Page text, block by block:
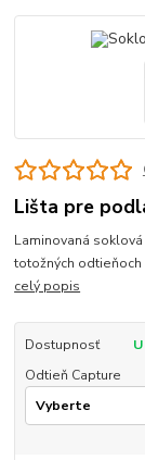
Lišta pre
Laminovaná
totožných odtieňoch
celý popis
Dostupnosť
Odtieň Capture